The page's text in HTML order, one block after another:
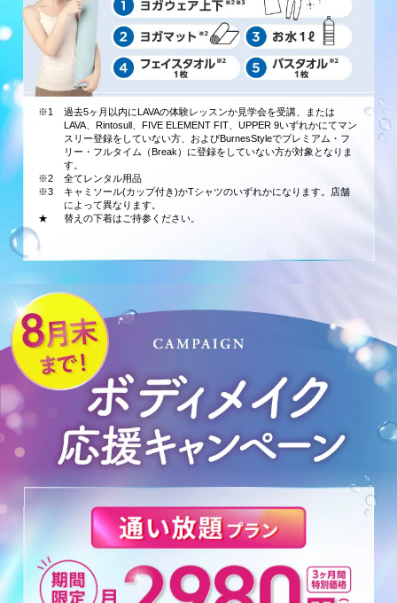
※1
過去5ヶ月以内にLAVAの体験レッスンか見学会を受講、または
LAVA、Rintosull、FIVE ELEMENT FIT、UPPER 9いずれかにてマン
スリー登録をしていない方、およびBurnesStyleでプレミアム・フ
リー・フルタイム（Break）に登録をしていない方が対象となりま
す。
※2
全てレンタル用品
※3
キャミソール(カップ付き)かTシャツのいずれかになります。店舗
によって異なります。
★
替えの下着はご持参ください。